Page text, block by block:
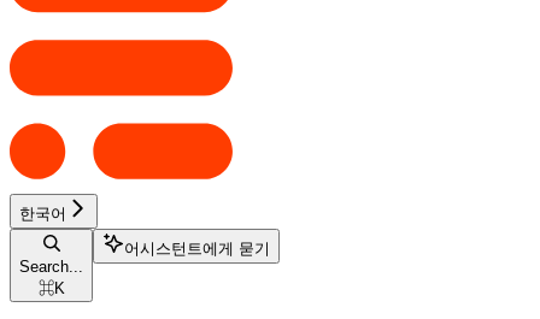
한국어
Search...
⌘K
어시스턴트에게 묻기